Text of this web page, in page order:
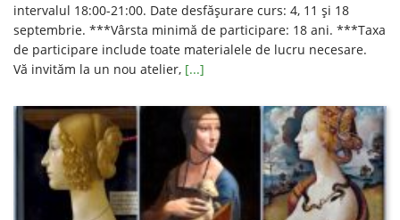
intervalul 18:00-21:00. Date desfăşurare curs: 4, 11 şi 18
septembrie. ***Vârsta minimă de participare: 18 ani. ***Taxa
de participare include toate materialele de lucru necesare.
Vă invităm la un nou atelier, [...]